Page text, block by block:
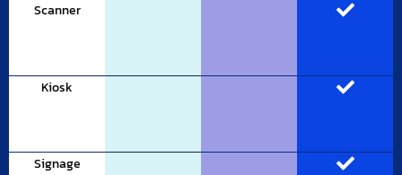
Scanner
Kiosk
Signage